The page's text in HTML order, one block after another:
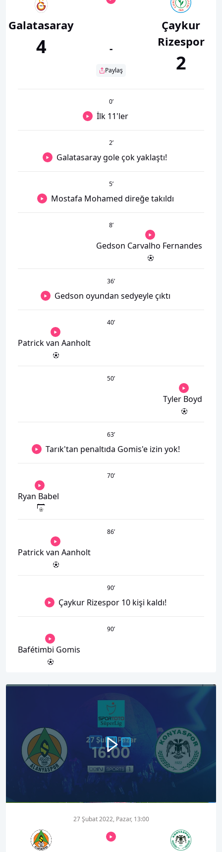
Galatasaray
4 -
Paylaş
Çaykur
Rizespor
2
0’
İlk 11'ler
2’
Galatasaray gole çok yaklaştı!
5’
Mostafa Mohamed direğe takıldı
8’
Gedson Carvalho Fernandes
36’
Gedson oyundan sedyeyle çıktı
40’
Patrick van Aanholt
50’
Tyler Boyd
63’
Tarık'tan penaltıda Gomis'e izin yok!
70’
Ryan Babel
86’
Patrick van Aanholt
90’
Çaykur Rizespor 10 kişi kaldı!
90’
Bafétimbi Gomis
27 Şubat 2022, Pazar, 13:00